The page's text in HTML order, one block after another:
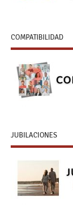
COMPATIBILIDAD
JUBILACIONES